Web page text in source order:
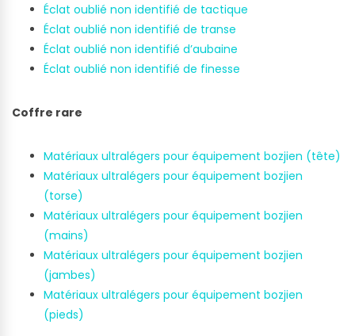
Éclat oublié non identifié de tactique
Éclat oublié non identifié de transe
Éclat oublié non identifié d’aubaine
Éclat oublié non identifié de finesse
Coffre rare
Matériaux ultralégers pour équipement bozjien (tête)
Matériaux ultralégers pour équipement bozjien
(torse)
Matériaux ultralégers pour équipement bozjien
(mains)
Matériaux ultralégers pour équipement bozjien
(jambes)
Matériaux ultralégers pour équipement bozjien
(pieds)